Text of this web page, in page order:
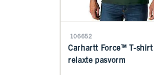
106652
Carhartt Force™ T-
relaxte pasvorm